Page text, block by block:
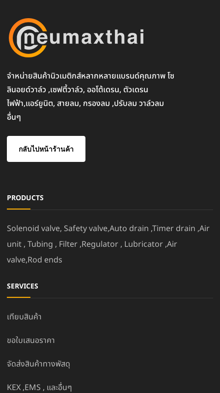
จำหน่ายสินค้านิวเมติกส์หลากหลายแบรนด์คุณภาพ โซ
ลินอยด์วาล์ว ,เซฟตี้วาล์ว, ออโต้เดรน, ตัวเดรน
ไฟฟ้า,แอร์ยูนิต, สายลม, กรองลม ,ปรับลม วาล์วลม
อื่นๆ
กลับไปหน้าร้านค้า
PRODUCTS
Solenoid valve, Safety valve,Auto drain ,Timer drain ,Air
unit , Tubing , Filter ,Regulator , Lubricator ,Air
valve,Rod ends
SERVICES
เทียบสินค้า
ขอใบเสนอราคา
จัดส่งสินค้าทางพัสดุ
KEX ,EMS , และอื่นๆ